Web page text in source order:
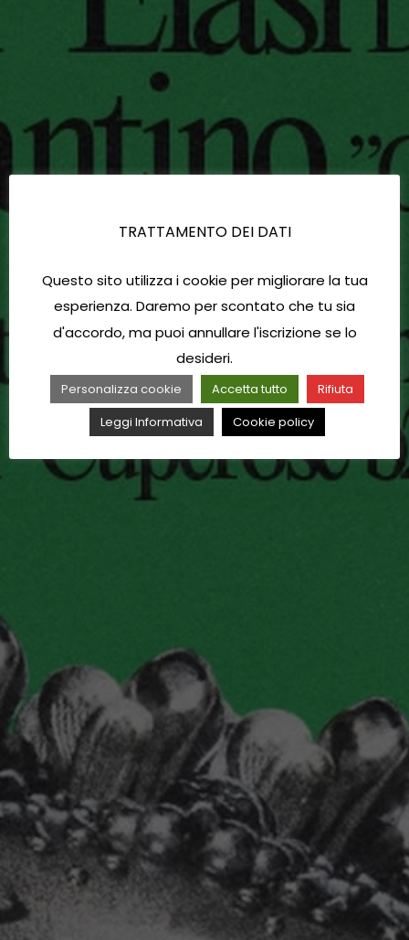
TRATTAMENTO DEI DATI
Questo sito utilizza i cookie per migliorare la tua
esperienza. Daremo per scontato che tu sia
d'accordo, ma puoi annullare l'iscrizione se lo
desideri.
Personalizza cookie Accetta tutto
Rifiuta
Leggi Informativa
Cookie policy